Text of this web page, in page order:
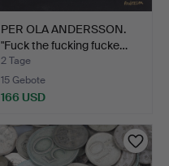
PER OLA ANDERSSON.
"Fuck the fucking fucke…
2 Tage
15 Gebote
166 USD